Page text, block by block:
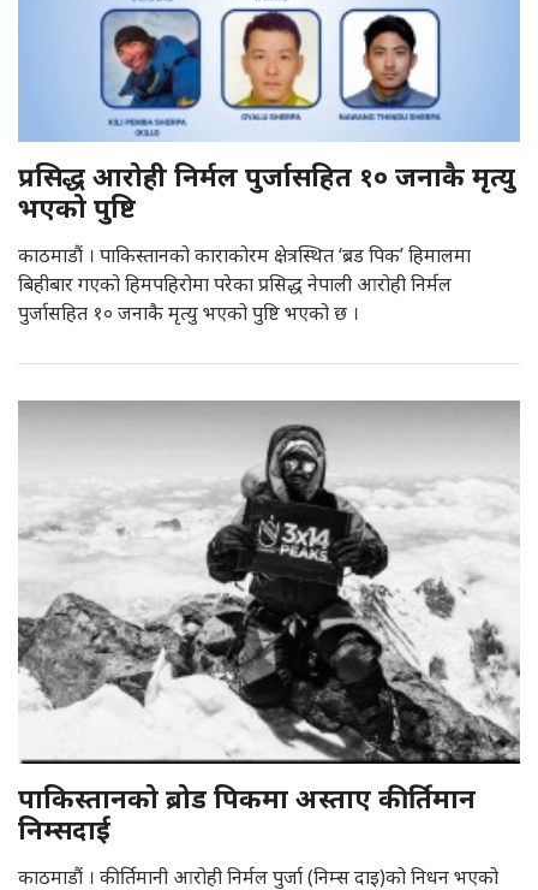
प्रसिद्ध आरोही निर्मल पुर्जासहित १० जनाकै मृत्यु
भएको पुष्टि
काठमाडौं । पाकिस्तानको काराकोरम क्षेत्रस्थित ‘ब्रड पिक’ हिमालमा
बिहीबार गएको हिमपहिरोमा परेका प्रसिद्ध नेपाली आरोही निर्मल
पुर्जासहित १० जनाकै मृत्यु भएको पुष्टि भएको छ ।
पाकिस्तानको ब्रोड पिकमा अस्ताए कीर्तिमान
निम्सदाई
काठमाडौं । कीर्तिमानी आरोही निर्मल पुर्जा (निम्स दाइ)को निधन भएको